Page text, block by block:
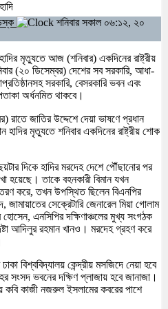
শনিবার সকাল ০৬:১২, ২০
মৃত্যুতে আজ (শনিবার) একদিনের রাষ্ট্রীয়
(২০ ডিসেম্বর) দেশের সব সরকারি, আধা-
সরকারি, বেসরকারি ভবন এবং
অর্ধনমিত থাকবে।
জাতির উদ্দেশে দেয়া ভাষণে প্রধান
মৃত্যুতে শনিবার একদিনের রাষ্ট্রীয় শোক
দিকে হাদির মরদেহ দেশে পৌঁছানোর পর
হয়েছে। তাকে বহনকারী বিমান যখন
করে, তখন উপস্থিত ছিলেন বিএনপির
সেক্রেটারি জেনারেল মিয়া গোলাম
এনসিপির দক্ষিণাঞ্চলের মুখ্য সংগঠক
আদিলুর রহমান খানও। মরদেহ গ্রহণ করে
বিশ্ববিদ্যালয় কেন্দ্রীয় মসজিদে নেয়া হবে
সংসদ ভবনের দক্ষিণ প্লাজায় হবে জানাজা।
কবি কাজী নজরুল ইসলামের কবরের পাশে